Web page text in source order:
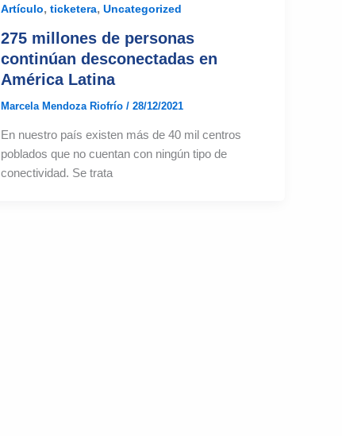
Artículo,ticketera,Uncategorized
275 millones de personas
continúan desconectadas en
América Latina
Marcela Mendoza Riofrío/28/12/2021
En nuestro país existen más de 40 mil centros
poblados que no cuentan con ningún tipo de
conectividad. Se trata